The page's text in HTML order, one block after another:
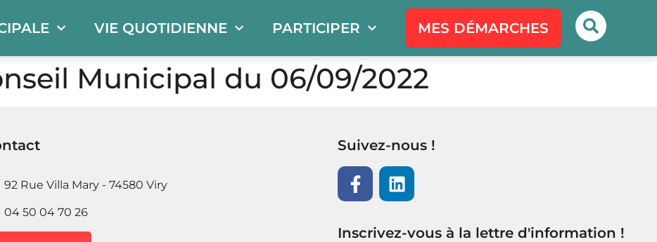
VIE QUOTIDIENNE PARTICIPER MES DÉMARCHES
Municipal du 06/09/2022
92 Rue Villa Mary - 74580 Viry
04 50 04 70 26
Suivez-nous !
Inscrivez-vous à la lettre d'information !